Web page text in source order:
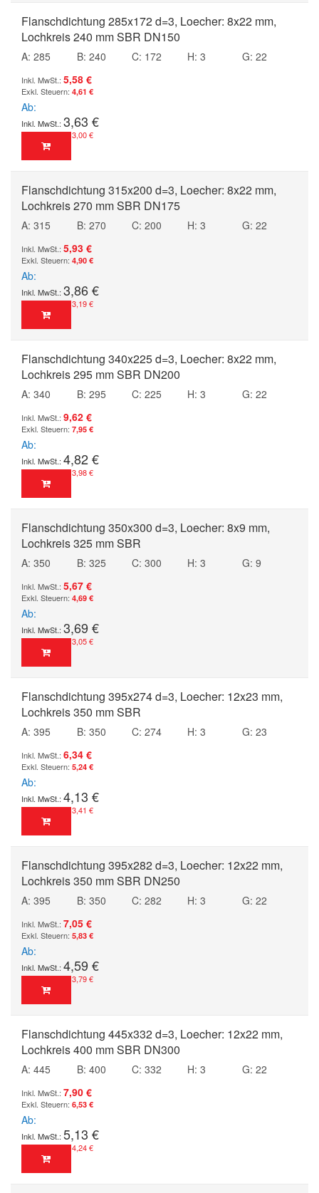
Flanschdichtung 285x172 d=3, Loecher: 8x22 mm,
Lochkreis 240 mm SBR DN150
A: 285 B: 240 C: 172 H: 3
G: 22
5,58 €
4,61 €
Ab
3,63 €
3,00 €
Flanschdichtung 315x200 d=3, Loecher: 8x22 mm,
Lochkreis 270 mm SBR DN175
A: 315 B: 270 C: 200 H: 3
G: 22
5,93 €
4,90 €
Ab
3,86 €
3,19 €
Flanschdichtung 340x225 d=3, Loecher: 8x22 mm,
Lochkreis 295 mm SBR DN200
A: 340 B: 295 C: 225 H: 3
G: 22
9,62 €
7,95 €
Ab
4,82 €
3,98 €
Flanschdichtung 350x300 d=3, Loecher: 8x9 mm,
Lochkreis 325 mm SBR
A: 350 B: 325 C: 300 H: 3
G: 9
5,67 €
4,69 €
Ab
3,69 €
3,05 €
Flanschdichtung 395x274 d=3, Loecher: 12x23 mm,
Lochkreis 350 mm SBR
A: 395 B: 350 C: 274 H: 3
G: 23
6,34 €
5,24 €
Ab
4,13 €
3,41 €
Flanschdichtung 395x282 d=3, Loecher: 12x22 mm,
Lochkreis 350 mm SBR DN250
A: 395 B: 350 C: 282 H: 3
G: 22
7,05 €
5,83 €
Ab
4,59 €
3,79 €
Flanschdichtung 445x332 d=3, Loecher: 12x22 mm,
Lochkreis 400 mm SBR DN300
A: 445 B: 400 C: 332 H: 3
G: 22
7,90 €
6,53 €
Ab
5,13 €
4,24 €